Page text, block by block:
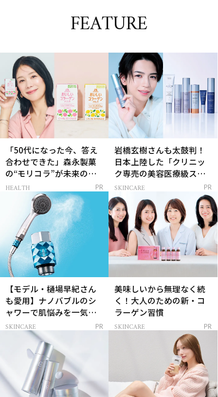
FEATURE
「50代になった今、答え
合わせできた」森永製菓
の“モリコラ”が未来のキ
レイを連れてくる！
HEALTH PR
岩橋玄樹さんも太鼓判！
日本上陸した「クリニッ
ク専売の美容医療級スキ
ンケア」
SKINCARE PR
【モデル・樋場早紀さん
も愛用】ナノバブルのシ
ャワーで肌悩みを一気に
解決
SKINCARE PR
美味しいから無理なく続
く！大人のための新・コ
ラーゲン習慣
SKINCARE PR